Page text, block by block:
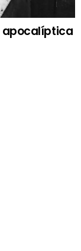
apocalíptica